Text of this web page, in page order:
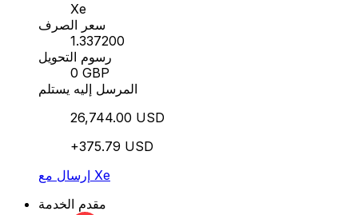
Xe
سعر الصرف
1.337200
رسوم التحويل
0 GBP
المرسل إليه يستلم
26,744.00 USD
+375.79 USD
إرسال مع Xe
مقدم الخدمة